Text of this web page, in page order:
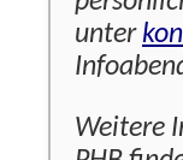
unter
Weitere